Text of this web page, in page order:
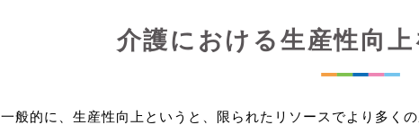
介護における生産性向上
一般的に、生産性向上というと、限られたリソースでより多く